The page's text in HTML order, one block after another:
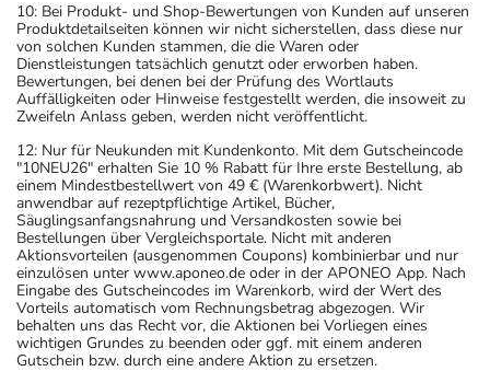
10: Bei Produkt- und Shop-Bewertungen von Kunden auf unseren
Produktdetailseiten können wir nicht sicherstellen, dass diese nur
von solchen Kunden stammen, die die Waren oder
Dienstleistungen tatsächlich genutzt oder erworben haben.
Bewertungen, bei denen bei der Prüfung des Wortlauts
Auffälligkeiten oder Hinweise festgestellt werden, die insoweit zu
Zweifeln Anlass geben, werden nicht veröffentlicht.
12: Nur für Neukunden mit Kundenkonto. Mit dem Gutscheincode
"10NEU26" erhalten Sie 10 % Rabatt für Ihre erste Bestellung, ab
einem Mindestbestellwert von 49 € (Warenkorbwert). Nicht
anwendbar auf rezeptpflichtige Artikel, Bücher,
Säuglingsanfangsnahrung und Versandkosten sowie bei
Bestellungen über Vergleichsportale. Nicht mit anderen
Aktionsvorteilen (ausgenommen Coupons) kombinierbar und nur
einzulösen unter www.aponeo.de oder in der APONEO App. Nach
Eingabe des Gutscheincodes im Warenkorb, wird der Wert des
Vorteils automatisch vom Rechnungsbetrag abgezogen. Wir
behalten uns das Recht vor, die Aktionen bei Vorliegen eines
wichtigen Grundes zu beenden oder ggf. mit einem anderen
Gutschein bzw. durch eine andere Aktion zu ersetzen.